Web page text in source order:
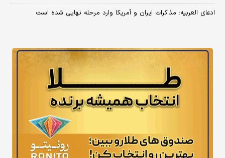
ادعای العربیه: مذاکرات ایران و آمریکا وارد مرحله نهایی شده است